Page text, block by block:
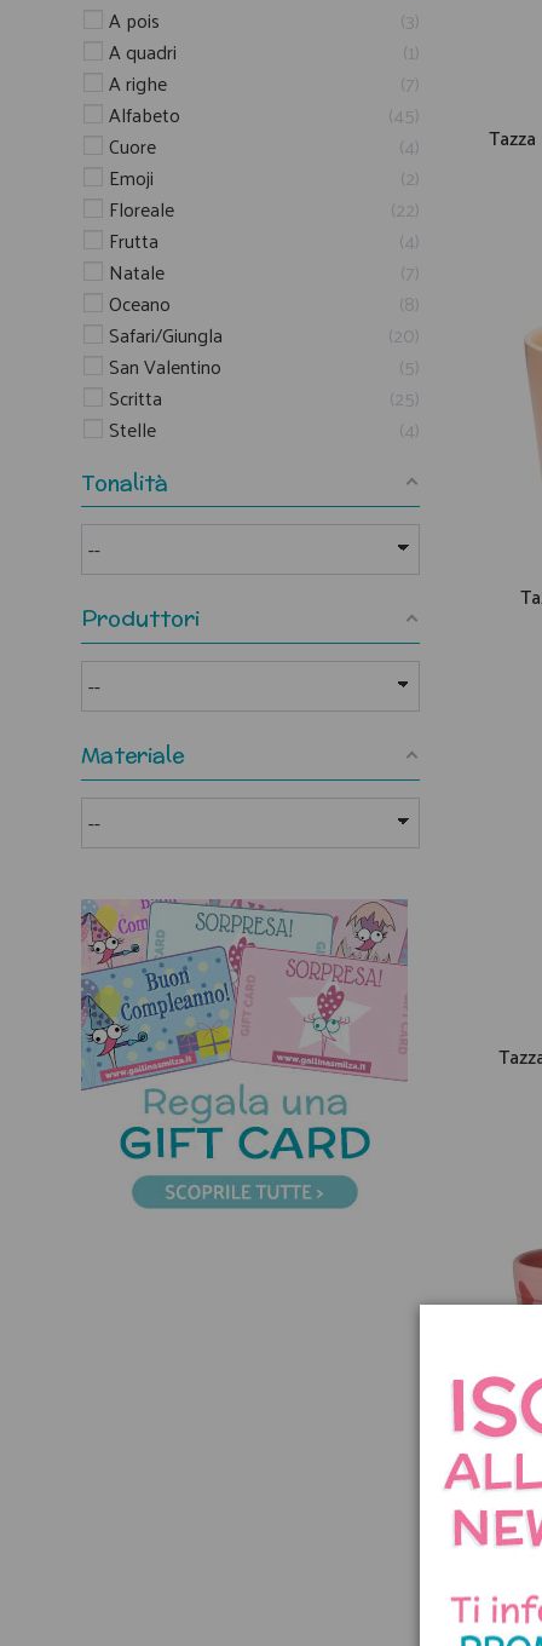
A pois
3
A quadri
1
A righe
7
Alfabeto
45
Cuore
4
Emoji
2
Floreale
22
Frutta
4
Natale
7
Oceano
8
Safari/Giungla
20
San Valentino
5
Scritta
25
Stelle
4
Tonalità
Produttori
Materiale